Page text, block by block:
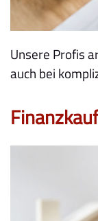
Unsere Profis
auch bei
Finanzkauf